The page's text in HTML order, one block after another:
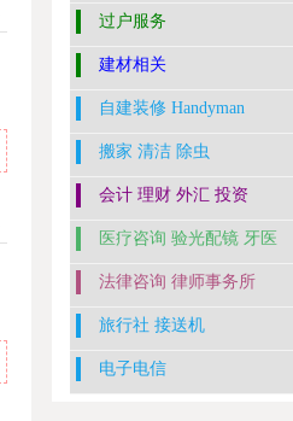
过户服务
建材相关
自建装修 Handyman
搬家 清洁 除虫
会计 理财 外汇 投资
医疗咨询 验光配镜 牙医
法律咨询 律师事务所
旅行社 接送机
电子电信